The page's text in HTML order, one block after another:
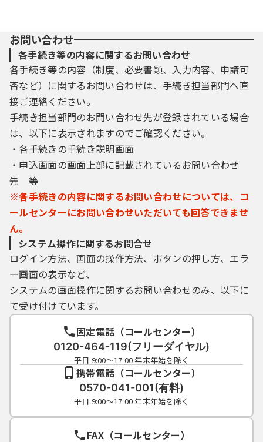
お問い合わせ
各手続き等の内容に関するお問い合わせ
各手続き等の内容（制度、必要書類、入力内容、申請可
否など）に関するお問い合わせは、手続き担当部門へ直
接ご連絡ください。
手続き担当部門のお問い合わせ先が登録されている場合
は、以下に表示されますのでご確認ください。
・各手続きの手続き説明画面
・申込画面の画面上部に記載されているお問い合わせ
先 等
※各手続きの内容に関するお問い合わせについては、コ
ールセンターにお問い合わせいただいても回答できませ
ん。
システム操作に関するお問合せ
ログイン方法、画面の操作方法、ボタンの押し方、エラ
ー画面の表示など、
システムの画面操作に関するお問い合わせのみ、以下に
て受け付けています。
固定電話（コールセンター）
0120-464-119(フリーダイヤル)
平日 9:00～17:00 年末年始を除く
携帯電話（コールセンター）
0570-041-001(有料)
平日 9:00～17:00 年末年始を除く
FAX（コールセンター）